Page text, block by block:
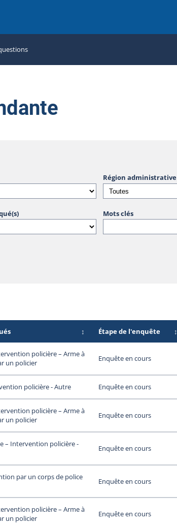
Région administrative
Mots clés
↕ Étape de l'enquête ↕
policière – Arme à
un policier
Enquête en cours
policière - Autre Enquête en cours
policière – Arme à
un policier
Enquête en cours
– Intervention policière -
Enquête en cours
par un corps de police Enquête en cours
policière – Arme à
un policier
Enquête en cours